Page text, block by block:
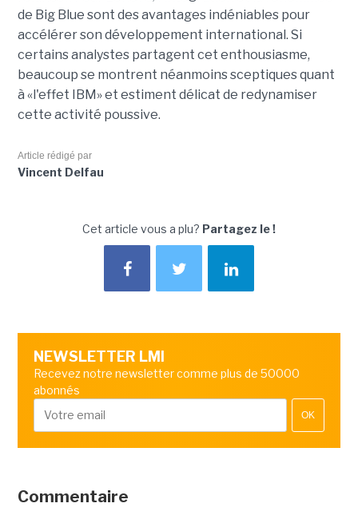
de Big Blue sont des avantages indéniables pour
accélérer son développement international. Si
certains analystes partagent cet enthousiasme,
beaucoup se montrent néanmoins sceptiques quant
à «l'effet IBM» et estiment délicat de redynamiser
cette activité poussive.
Article rédigé par
Vincent Delfau
Cet article vous a plu? Partagez le !
NEWSLETTER LMI
Recevez notre newsletter comme plus de 50000
abonnés
OK
Commentaire